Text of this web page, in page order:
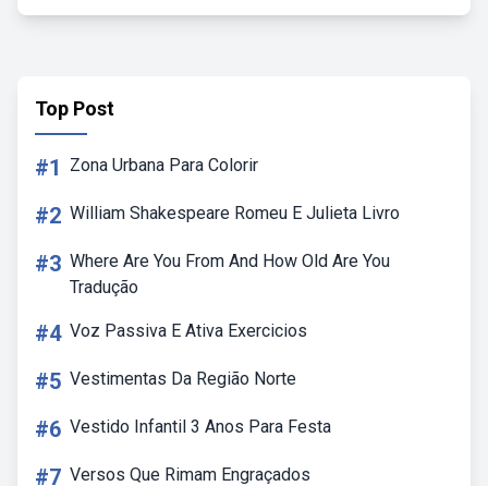
Top Post
#1 Zona Urbana Para Colorir
#2 William Shakespeare Romeu E Julieta Livro
#3 Where Are You From And How Old Are You
Tradução
#4 Voz Passiva E Ativa Exercicios
#5 Vestimentas Da Região Norte
#6 Vestido Infantil 3 Anos Para Festa
#7 Versos Que Rimam Engraçados